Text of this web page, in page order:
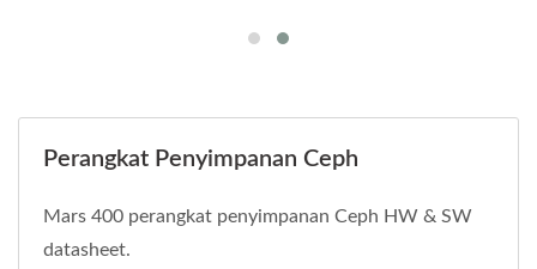
Perangkat Penyimpanan Ceph
Mars 400 perangkat penyimpanan Ceph HW & SW
datasheet.